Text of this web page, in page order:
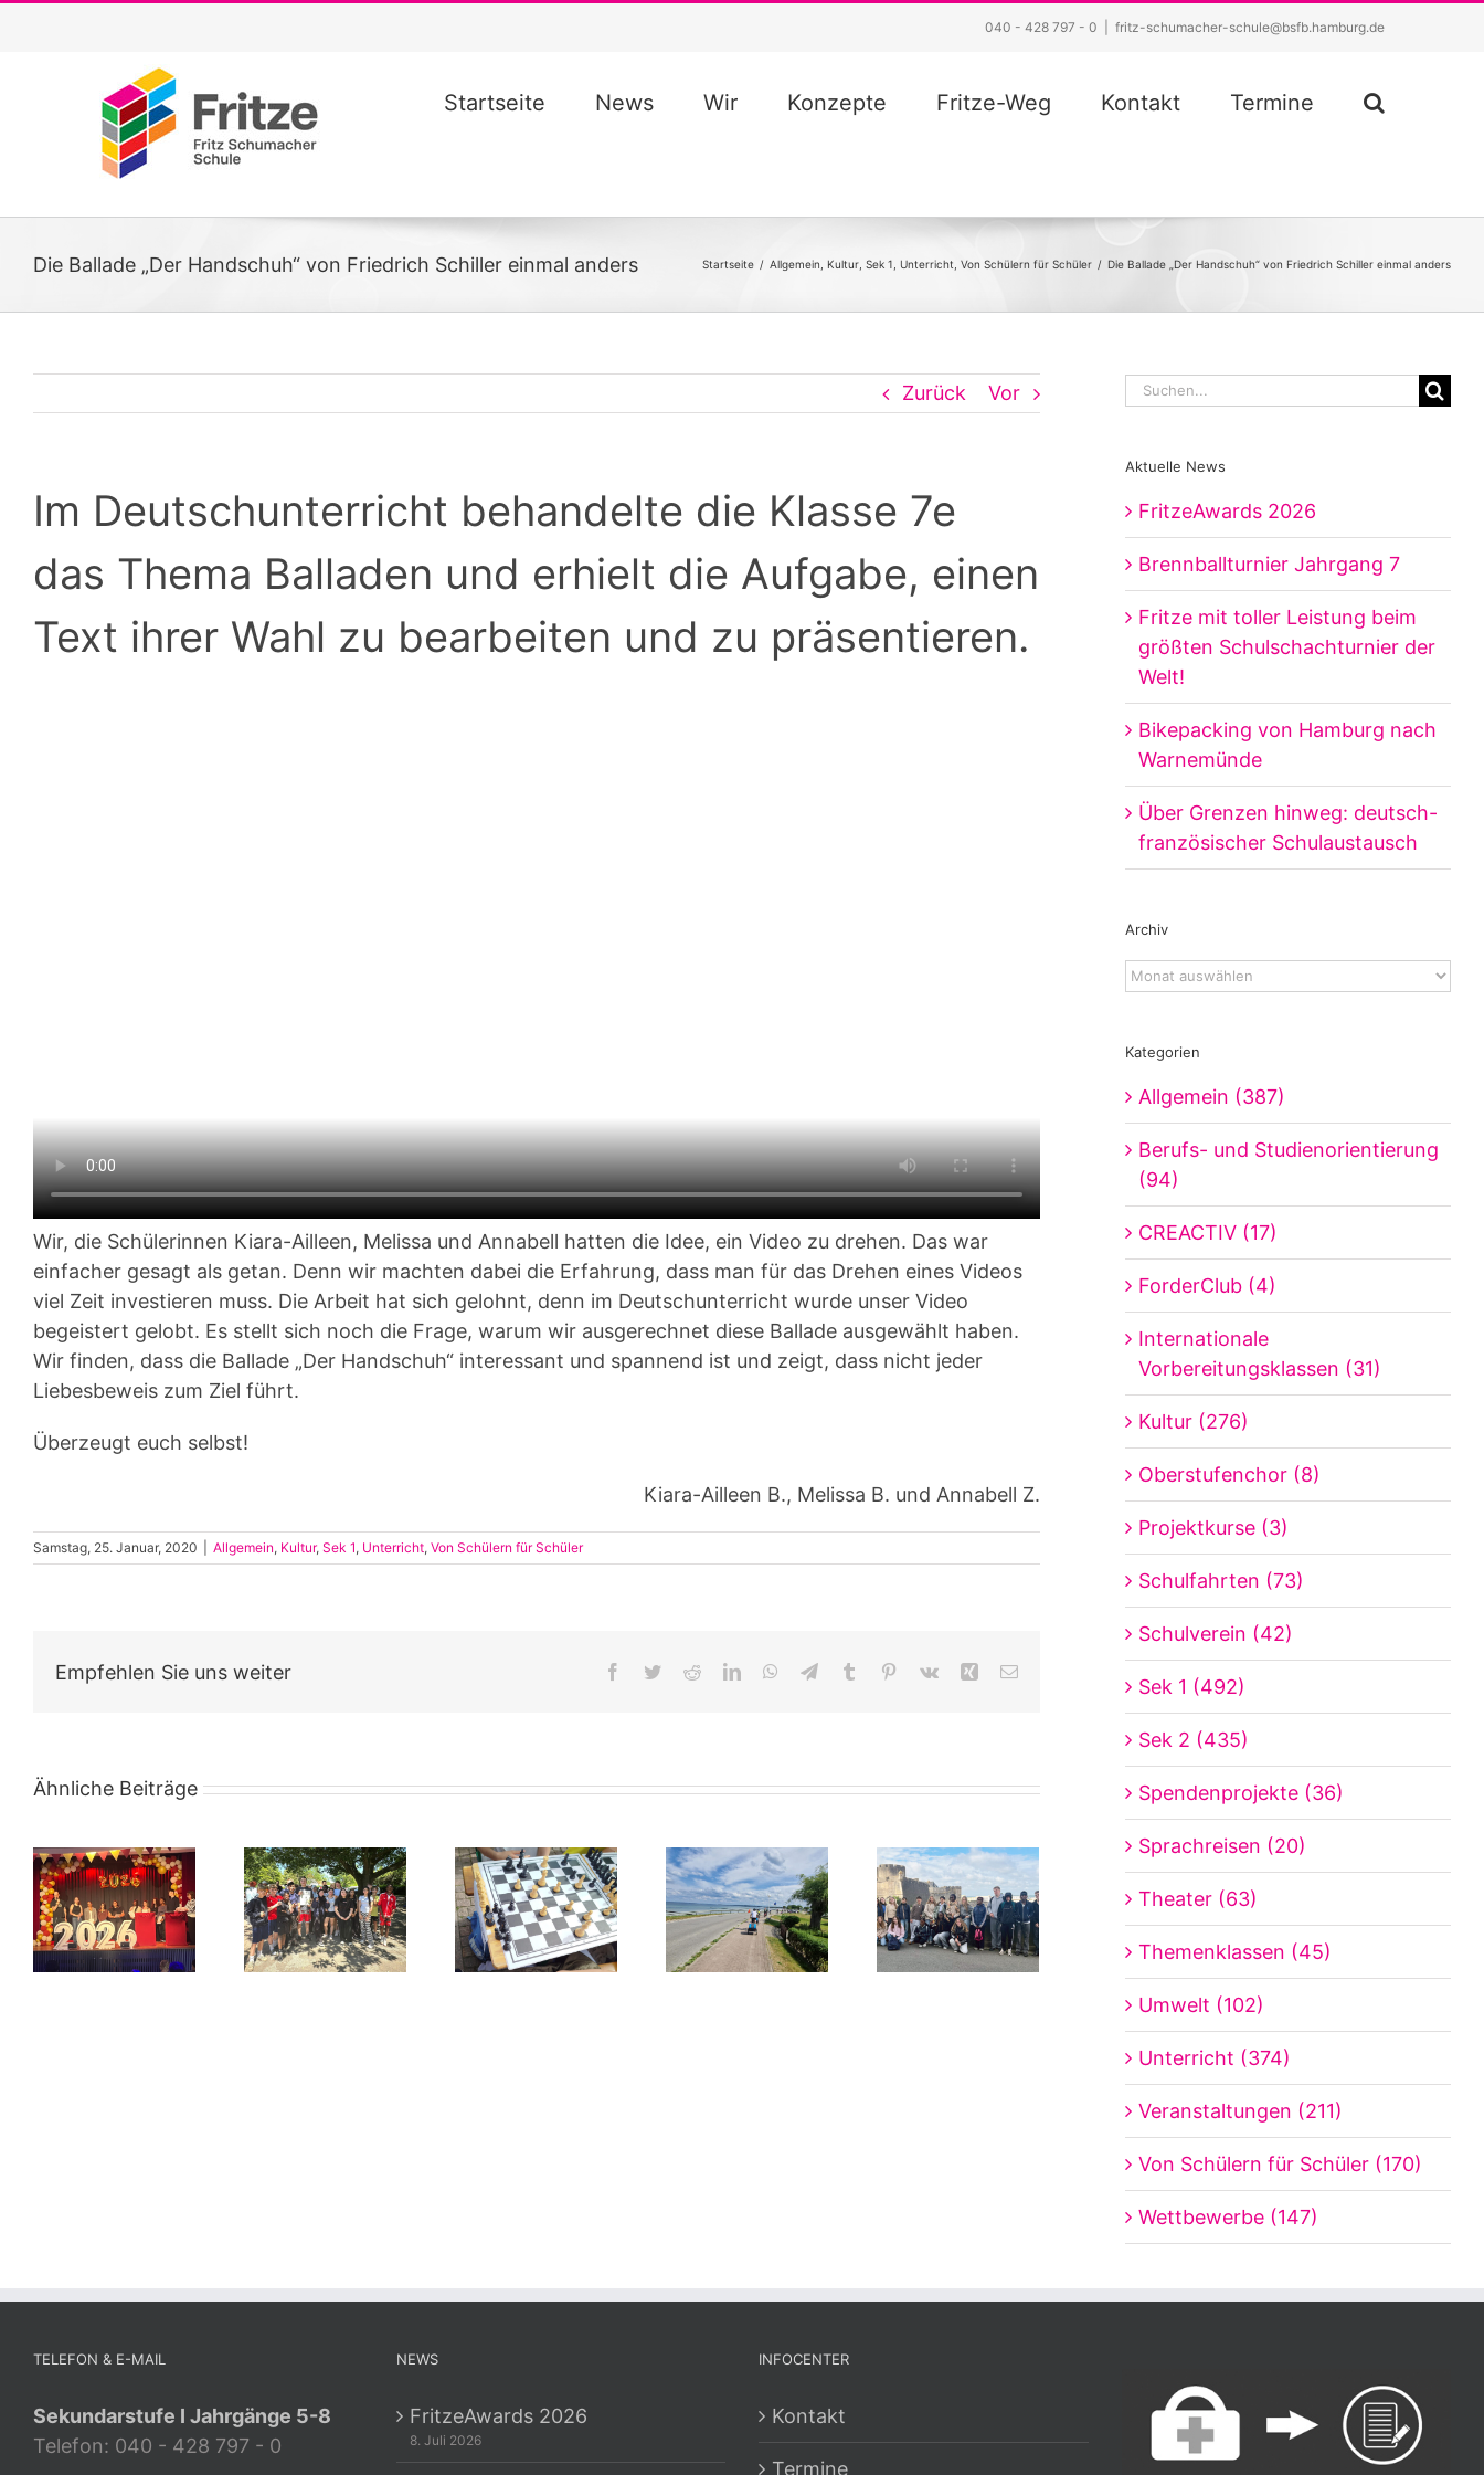
040 - 428 797 - 0 fritz-schumacher-schule@bsfb.hamburg.de
Startseite News Wir Konzepte Fritze-Weg Kontakt Termine
Die Ballade „Der Handschuh“ von Friedrich Schiller einmal anders Startseite / Allgemein Kultur Sek 1 Unterricht Von Schülern für Schüler / Die Ballade „Der Handschuh“ von Friedrich Schiller einmal anders
Zurück Vor
Im Deutschunterricht behandelte die Klasse 7e
das Thema Balladen und erhielt die Aufgabe, einen
Text ihrer Wahl zu bearbeiten und zu präsentieren.
Wir, die Schülerinnen Kiara-Ailleen, Melissa und Annabell hatten die Idee, ein Video zu drehen. Das war
einfacher gesagt als getan. Denn wir machten dabei die Erfahrung, dass man für das Drehen eines Videos
viel Zeit investieren muss. Die Arbeit hat sich gelohnt, denn im Deutschunterricht wurde unser Video
begeistert gelobt. Es stellt sich noch die Frage, warum wir ausgerechnet diese Ballade ausgewählt haben.
Wir finden, dass die Ballade „Der Handschuh“ interessant und spannend ist und zeigt, dass nicht jeder
Liebesbeweis zum Ziel führt.
Überzeugt euch selbst!
Kiara-Ailleen B., Melissa B. und Annabell Z.
Samstag, 25. Januar, 2020 Allgemein, Kultur, Sek 1, Unterricht, Von Schülern für Schüler
Empfehlen Sie uns weiter Facebook
TwitterRedditLinkedInWhatsApp
TelegramTumblr Pinterest
Vk Xing E-
Ähnliche Beiträge
Suche
Aktuelle News
FritzeAwards 2026
Brennballturnier Jahrgang 7
Fritze mit toller Leistung beim
größten Schulschachturnier der
Welt!
Bikepacking von Hamburg nach
Warnemünde
Über Grenzen hinweg: deutsch-
französischer Schulaustausch
Archiv
Archiv
Kategorien
Allgemein (387)
Berufs- und Studienorientierung
(94)
CREACTIV (17)
ForderClub (4)
Internationale
Vorbereitungsklassen (31)
Kultur (276)
Oberstufenchor (8)
Projektkurse (3)
Schulfahrten (73)
Schulverein (42)
Sek 1 (492)
Sek 2 (435)
Spendenprojekte (36)
Sprachreisen (20)
Theater (63)
Themenklassen (45)
Umwelt (102)
Unterricht (374)
Veranstaltungen (211)
Von Schülern für Schüler (170)
Wettbewerbe (147)
TELEFON & E-MAIL
Sekundarstufe I Jahrgänge 5-8
Telefon: 040 - 428 797 - 0
NEWS
FritzeAwards 2026
8. Juli 2026
INFOCENTER
Kontakt
Termine